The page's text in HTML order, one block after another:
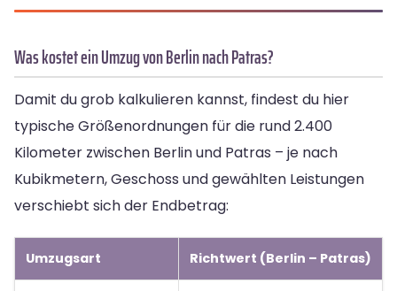
Was kostet ein Umzug von Berlin nach Patras?
Damit du grob kalkulieren kannst, findest du hier
typische Größenordnungen für die rund 2.400
Kilometer zwischen Berlin und Patras – je nach
Kubikmetern, Geschoss und gewählten Leistungen
verschiebt sich der Endbetrag:
Umzugsart Richtwert (Berlin – Patras)